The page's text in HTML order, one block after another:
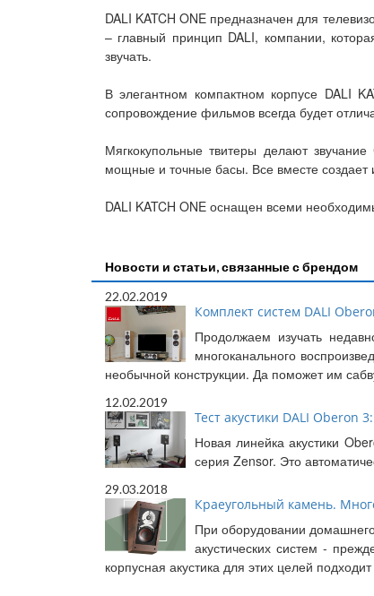
DALI KATCH ONE предназначен для
– главный принцип DALI, компании,
звучать.
В элегантном компактном корпусе DALI
сопровождение фильмов всегда будет
Мягкокупольные твитеры делают
мощные и точные басы. Все вместе
DALI KATCH ONE оснащен всеми
Новости и статьи, связанные с брендом
22.02.2019
Комплект систем DALI
Продолжаем изучать
многоканального
необычной конструкции. Да поможет им
12.02.2019
Тест акустики DALI Oberon
Новая линейка акустики
серия Zensor. Это
29.03.2018
Краеугольный камень.
При оборудовании
акустических систем -
корпусная акустика для этих целей